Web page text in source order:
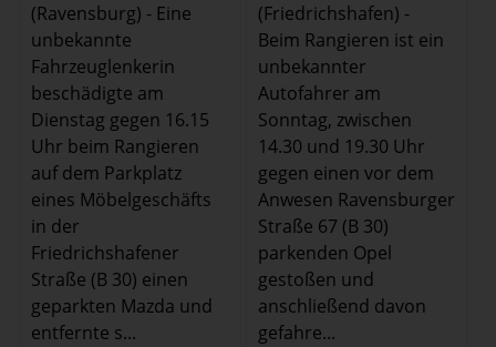
(Ravensburg) - Eine
unbekannte
Fahrzeuglenkerin
beschädigte am
Dienstag gegen 16.15
Uhr beim Rangieren
auf dem Parkplatz
eines Möbelgeschäfts
in der
Friedrichshafener
Straße (B 30) einen
geparkten Mazda und
entfernte s...
(Friedrichshafen) -
Beim Rangieren ist ein
unbekannter
Autofahrer am
Sonntag, zwischen
14.30 und 19.30 Uhr
gegen einen vor dem
Anwesen Ravensburger
Straße 67 (B 30)
parkenden Opel
gestoßen und
anschließend davon
gefahre...